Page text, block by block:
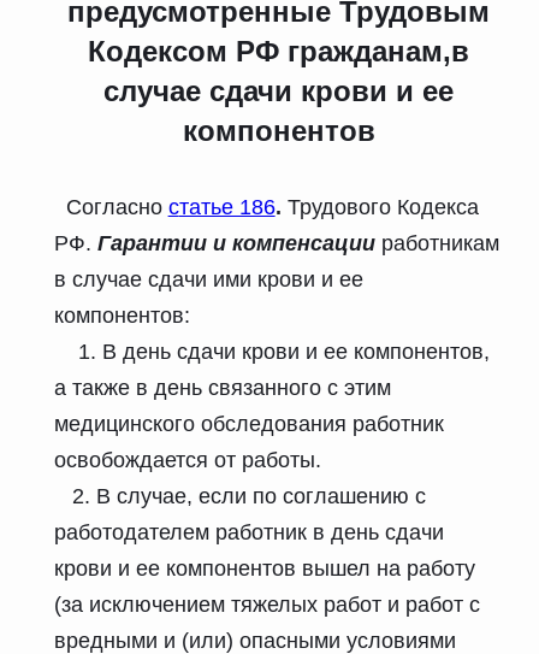
предусмотренные Трудовым
Кодексом РФ гражданам,в
случае сдачи крови и ее
компонентов
Согласно статье 186. Трудового Кодекса
РФ. Гарантии и компенсацииработникам
в случае сдачи ими крови и ее
компонентов:
1. В день сдачи крови и ее компонентов,
а также в день связанного с этим
медицинского обследования работник
освобождается от работы.
2. В случае, если по соглашению с
работодателем работник в день сдачи
крови и ее компонентов вышел на работу
(за исключением тяжелых работ и работ с
вредными и (или) опасными условиями